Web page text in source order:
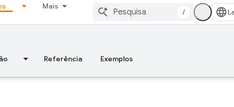
Mais
/
Referência Exemplos